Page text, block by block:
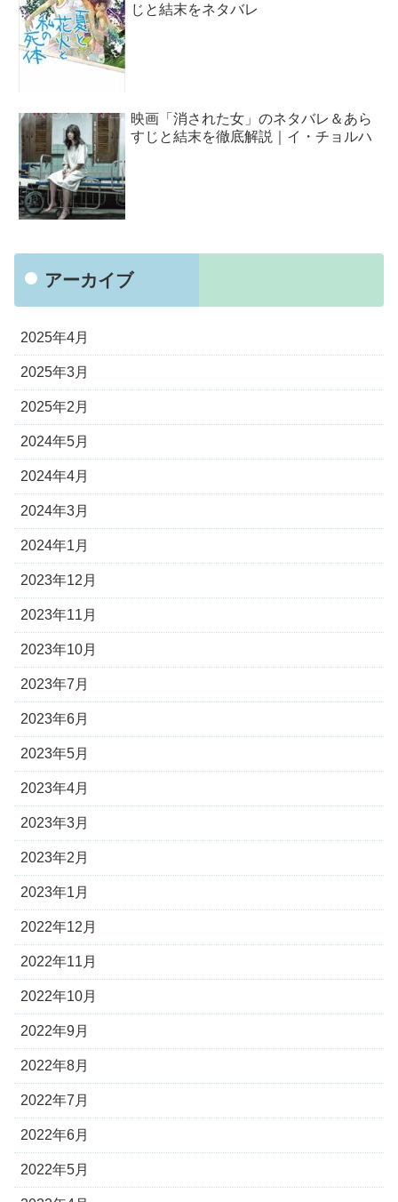
じと結末をネタバレ
映画「消された女」のネタバレ＆あら
すじと結末を徹底解説｜イ・チョルハ
アーカイブ
2025年4月
2025年3月
2025年2月
2024年5月
2024年4月
2024年3月
2024年1月
2023年12月
2023年11月
2023年10月
2023年7月
2023年6月
2023年5月
2023年4月
2023年3月
2023年2月
2023年1月
2022年12月
2022年11月
2022年10月
2022年9月
2022年8月
2022年7月
2022年6月
2022年5月